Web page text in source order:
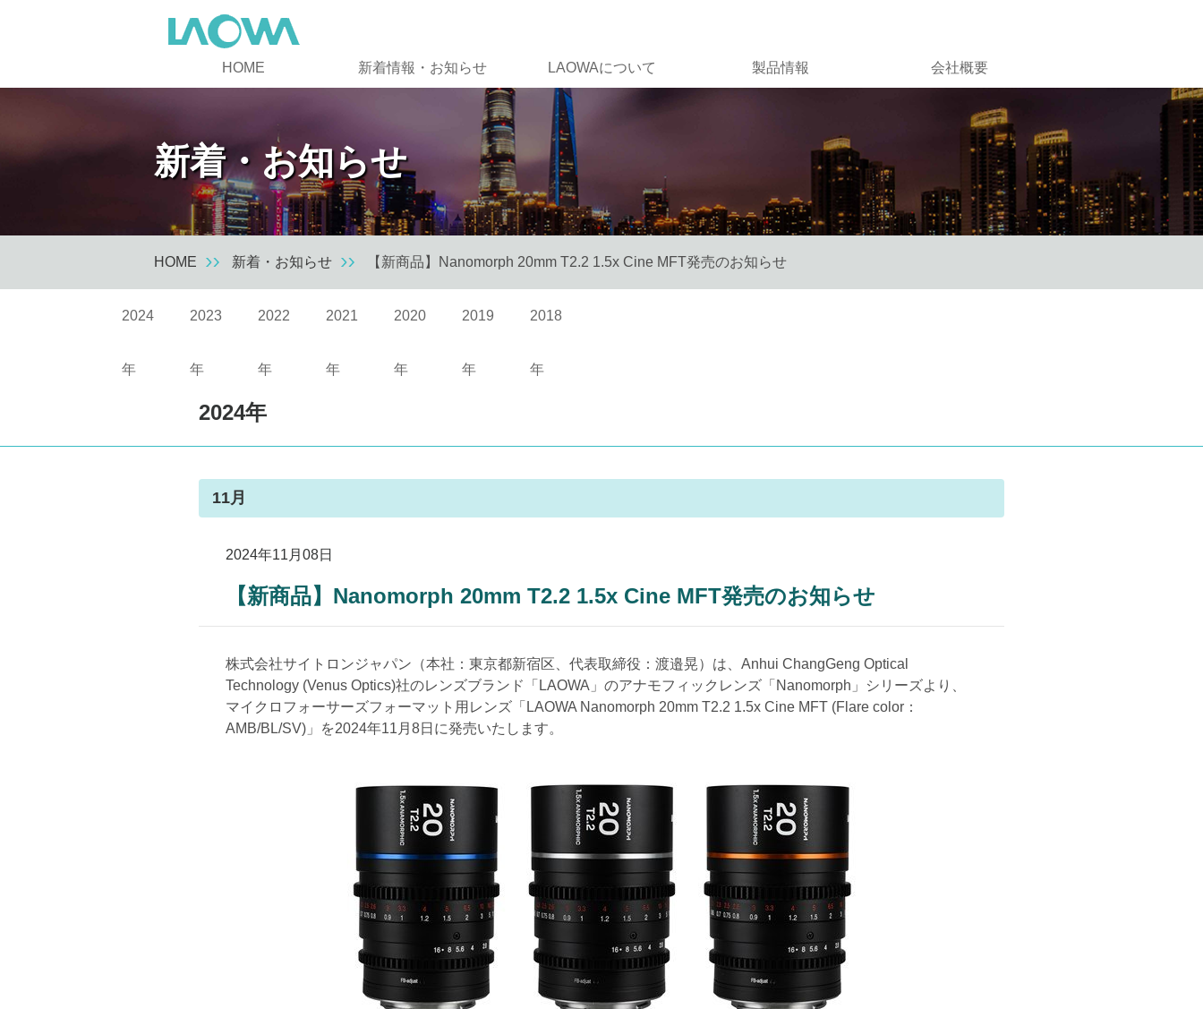
HOME 新着情報・お知らせ LAOWAについて 製品情報 会社概要
新着・お知らせ
HOME 新着・お知らせ 【新商品】Nanomorph 20mm T2.2 1.5x Cine MFT発売のお知らせ
2024
年
2023
年
2022
年
2021
年
2020
年
2019
年
2018
年
2024年
11月
2024年11月08日
【新商品】Nanomorph 20mm T2.2 1.5x Cine MFT発売のお知らせ
株式会社サイトロンジャパン（本社：東京都新宿区、代表取締役：渡邉晃）は、Anhui ChangGeng Optical
Technology (Venus Optics)社のレンズブランド「LAOWA」のアナモフィックレンズ「Nanomorph」シリーズより、
マイクロフォーサーズフォーマット用レンズ「LAOWA Nanomorph 20mm T2.2 1.5x Cine MFT (Flare color：
AMB/BL/SV)」を2024年11月8日に発売いたします。